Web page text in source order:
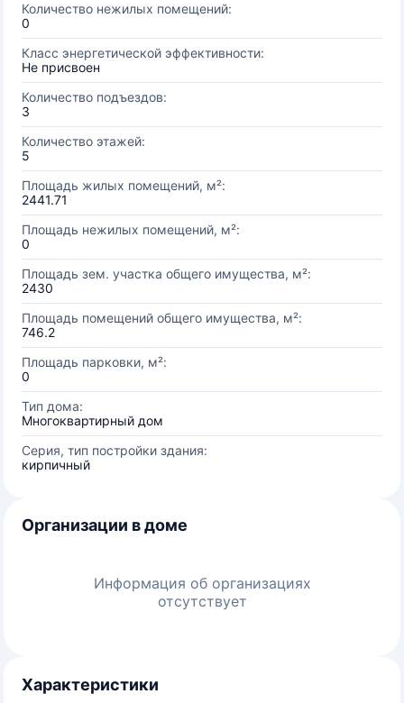
Количество нежилых помещений:
0
Класс энергетической эффективности:
Не присвоен
Количество подъездов:
3
Количество этажей:
5
Площадь жилых помещений, м²:
2441.71
Площадь нежилых помещений, м²:
0
Площадь зем. участка общего имущества, м²:
2430
Площадь помещений общего имущества, м²:
746.2
Площадь парковки, м²:
0
Тип дома:
Многоквартирный дом
Серия, тип постройки здания:
кирпичный
Организации в доме
Информация об организациях
отсутствует
Характеристики